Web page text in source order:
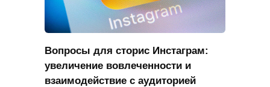
Вопросы для сторис Инстаграм:
увеличение вовлеченности и
взаимодействие с аудиторией